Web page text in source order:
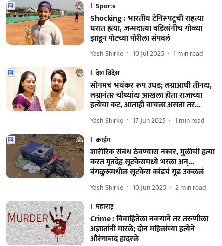
Sports
Shocking : भारतीय टेनिसपटूची राहत्या
घरात हत्या, जन्मदात्या वडिलांनीच गोळ्या
झाडून पोटच्या पोरीला संपवलं
Yash Shirke 10 Jul 2025 1 min read
देश विदेश
सोनमचं भयंकर रूप उघड; लग्नाआधी तीनदा,
लग्नानंतर चौथ्यांदा आखला होता राजाच्या
हत्येचा कट, आताही वाचला असता तर...
Yash Shirke 17 Jun 2025 1 min read
क्राईम
शारीरिक संबंध ठेवण्यास नकार, मुलीची हत्या
करत मृतदेह सूटकेसमध्ये भरला अन्...
बंगळुरूमधील सूटकेस कांडचं गूढ उकललं
Yash Shirke 10 Jun 2025 2min read
महाराष्ट्र
Crime : विवाहितेला नवऱ्याने तर तरुणीला
अज्ञातांनी मारले; दोन महिलांच्या हत्येने
औरंगाबाद हादरले